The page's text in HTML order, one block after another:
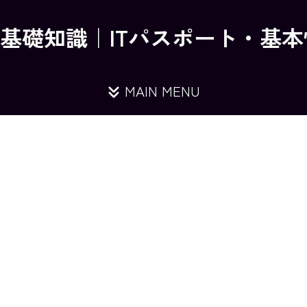
礎知識｜ITパスポート・基
MAIN MENU